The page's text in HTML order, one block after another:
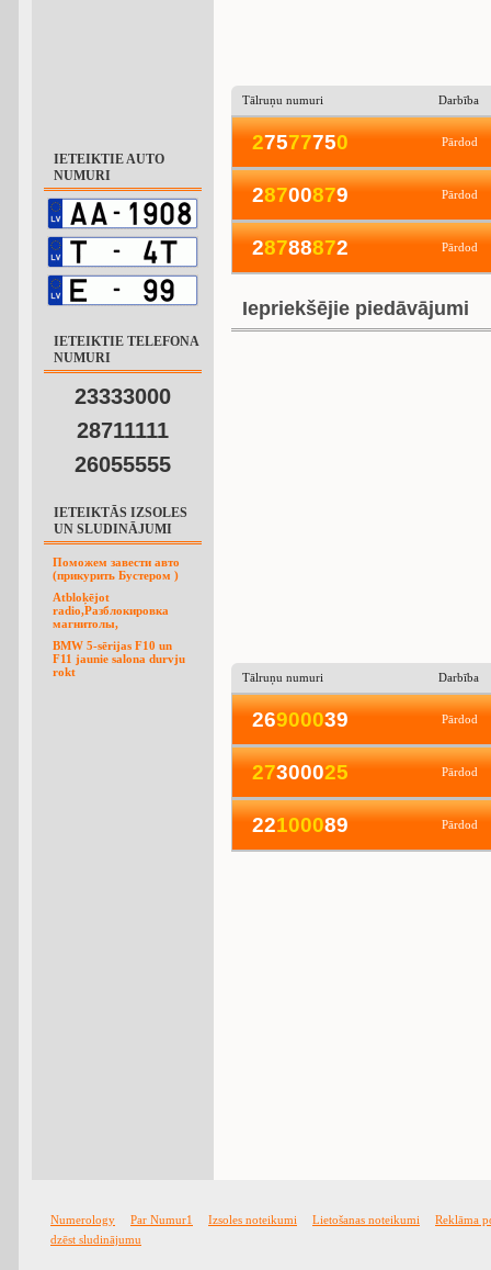
IETEIKTIE AUTO
NUMURI
IETEIKTIE TELEFONA
NUMURI
23333000
28711111
26055555
IETEIKTĀS IZSOLES
UN SLUDINĀJUMI
Поможем завести авто
(прикурить Бустером )
Atbloķējot
radio,Разблокировка
магнитолы,
BMW 5-sērijas F10 un
F11 jaunie salona durvju
rokt
Tālruņu numuri Darbība
27577750 Pārdod
28700879 Pārdod
28788872 Pārdod
Iepriekšējie piedāvājumi
Tālruņu numuri Darbība
26900039 Pārdod
27300025 Pārdod
22100089 Pārdod
Numerology Par Numur1 Izsoles noteikumi Lietošanas noteikumi
Reklāma
dzēst sludinājumu